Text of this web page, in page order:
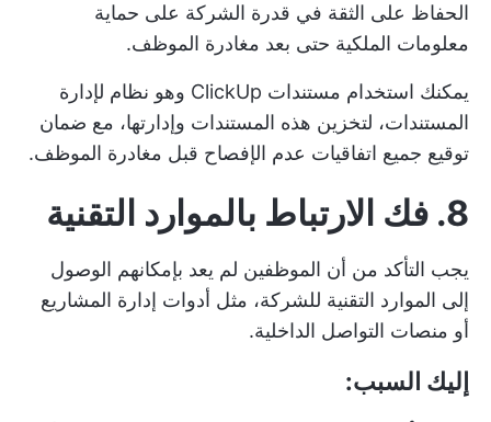
الحفاظ على الثقة في قدرة الشركة على حماية
معلومات الملكية حتى بعد مغادرة الموظف.
يمكنك استخدام مستندات ClickUp
وهو نظام لإدارة
المستندات، لتخزين هذه المستندات وإدارتها، مع ضمان
توقيع جميع اتفاقيات عدم الإفصاح قبل مغادرة الموظف.
8. فك الارتباط بالموارد التقنية
يجب التأكد من أن الموظفين لم يعد بإمكانهم الوصول
إلى الموارد التقنية للشركة، مثل أدوات إدارة المشاريع
أو منصات التواصل الداخلية.
إليك السبب: